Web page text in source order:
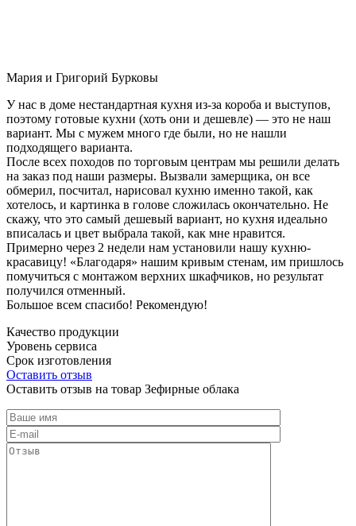
Мария и Григорий Бурковы
У нас в доме нестандартная кухня из-за короба и выступов,
поэтому готовые кухни (хоть они и дешевле) — это не наш
вариант. Мы с мужем много где были, но не нашли
подходящего варианта.
После всех походов по торговым центрам мы решили делать
на заказ под наши размеры. Вызвали замерщика, он все
обмерил, посчитал, нарисовал кухню именно такой, как
хотелось, и картинка в голове сложилась окончательно. Не
скажу, что это самый дешевый вариант, но кухня идеально
вписалась и цвет выбрала такой, как мне нравится.
Примерно через 2 недели нам установили нашу кухню-
красавицу! «Благодаря» нашим кривым стенам, им пришлось
помучиться с монтажом верхних шкафчиков, но результат
получился отменный.
Большое всем спасибо! Рекомендую!
Качество продукции
Уровень сервиса
Срок изготовления
Оставить отзыв
Оставить отзыв на товар Зефирные облака